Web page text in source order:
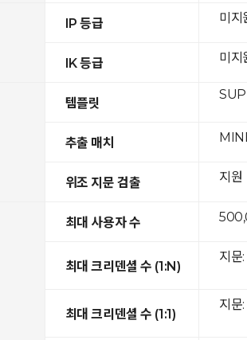
IP 등급
IK 등급
템플릿
추출 매치
위조 지문 검출
최대 사용자 수
최대 크리덴셜 수 (1:N)
최대 크리덴셜 수 (1:1)
미지
미지
지원
지
지